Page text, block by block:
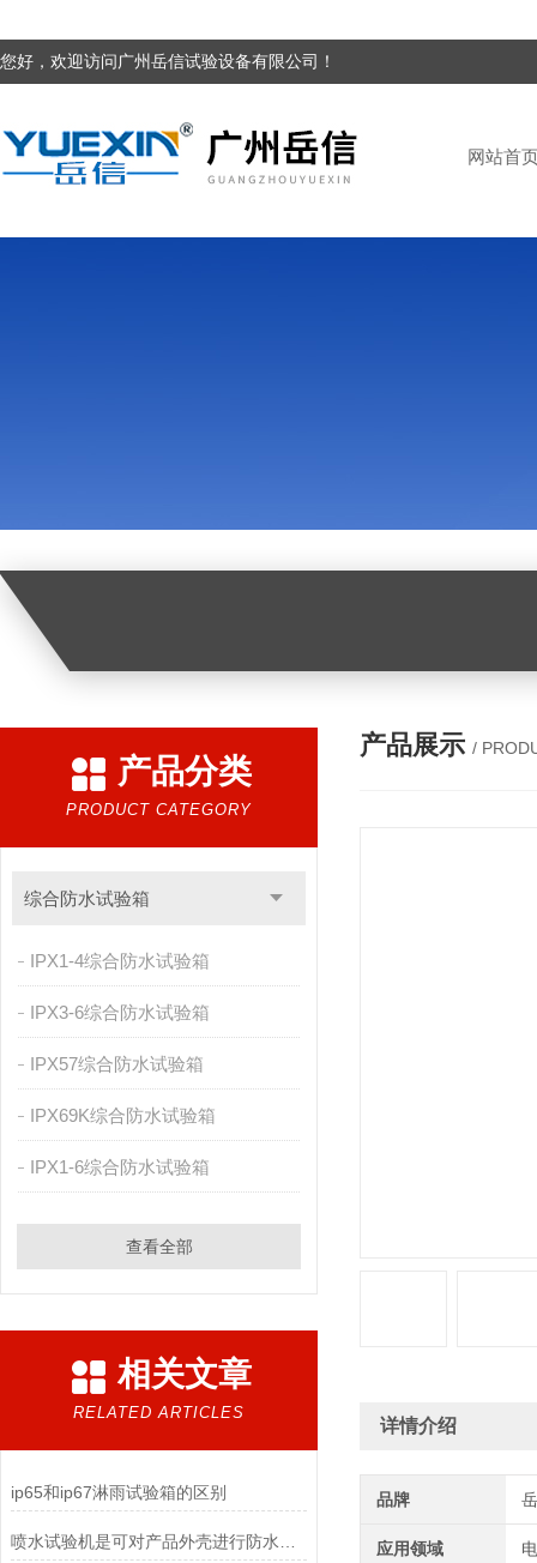
您好，欢迎访问广州岳信试验设备有限公司！
网站首
产品分类
PRODUCT CATEGORY
综合防水试验箱
IPX1-4综合防水试验箱
IPX3-6综合防水试验箱
IPX57综合防水试验箱
IPX69K综合防水试验箱
IPX1-6综合防水试验箱
查看全部
相关文章
RELATED ARTICLES
ip65和ip67淋雨试验箱的区别
产品展示 /
详情介绍
品牌
应用领域